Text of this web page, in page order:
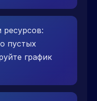
пустых
график